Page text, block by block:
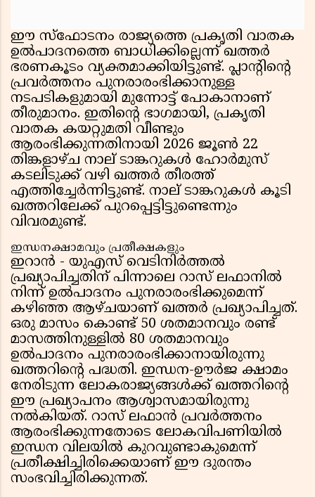
ഈ സ്ഫോടനം രാജ്യത്തെ പ്രകൃതി വാതക
ഉൽപാദനത്തെ ബാധിക്കില്ലെന്ന് ഖത്തർ
ഭരണകൂടം വ്യക്തമാക്കിയിട്ടുണ്ട്. പ്ലാൻ്റിൻ്റെ
പ്രവർത്തനം പുനരാരംഭിക്കാനുള്ള
നടപടികളുമായി മുന്നോട്ട് പോകാനാണ്
തീരുമാനം. ഇതിൻ്റെ ഭാഗമായി, പ്രകൃതി
വാതക കയറ്റുമതി വീണ്ടും
ആരംഭിക്കുന്നതിനായി 2026 ജൂൺ 22
തിങ്കളാഴ്ച നാല് ടാങ്കറുകൾ ഹോർമുസ്
കടലിടുക്ക് വഴി ഖത്തർ തീരത്ത്
എത്തിച്ചേർന്നിട്ടുണ്ട്. നാല് ടാങ്കറുകൾ കൂടി
ഖത്തറിലേക്ക് പുറപ്പെട്ടിട്ടുണ്ടെന്നും
വിവരമുണ്ട്.
ഇന്ധനക്ഷാമവും പ്രതീക്ഷകളും
ഇറാൻ - യുഎസ് വെടിനിർത്തൽ
പ്രഖ്യാപിച്ചതിന് പിന്നാലെ റാസ് ലഫാനിൽ
നിന്ന് ഉൽപാദനം പുനരാരംഭിക്കുമെന്ന്
കഴിഞ്ഞ ആഴ്ചയാണ് ഖത്തർ പ്രഖ്യാപിച്ചത്.
ഒരു മാസം കൊണ്ട് 50 ശതമാനവും രണ്ട്
മാസത്തിനുള്ളിൽ 80 ശതമാനവും
ഉൽപാദനം പുനരാരംഭിക്കാനായിരുന്നു
ഖത്തറിൻ്റെ പദ്ധതി. ഇന്ധന-ഊർജ ക്ഷാമം
നേരിടുന്ന ലോകരാജ്യങ്ങൾക്ക് ഖത്തറിൻ്റെ
ഈ പ്രഖ്യാപനം ആശ്വാസമായിരുന്നു
നൽകിയത്. റാസ് ലഫാൻ പ്രവർത്തനം
ആരംഭിക്കുന്നതോടെ ലോകവിപണിയിൽ
ഇന്ധന വിലയിൽ കുറവുണ്ടാകുമെന്ന്
പ്രതീക്ഷിച്ചിരിക്കെയാണ് ഈ ദുരന്തം
സംഭവിച്ചിരിക്കുന്നത്.